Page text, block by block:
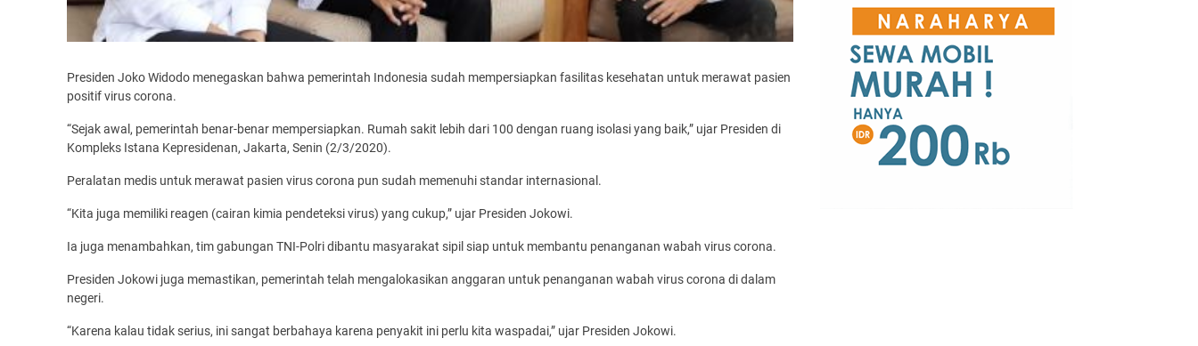
Presiden Joko Widodo menegaskan bahwa pemerintah Indonesia sudah mempersiapkan fasilitas kesehatan untuk merawat pasien
positif virus corona.
“Sejak awal, pemerintah benar-benar mempersiapkan. Rumah sakit lebih dari 100 dengan ruang isolasi yang baik,” ujar Presiden di
Kompleks Istana Kepresidenan, Jakarta, Senin (2/3/2020).
Peralatan medis untuk merawat pasien virus corona pun sudah memenuhi standar internasional.
“Kita juga memiliki reagen (cairan kimia pendeteksi virus) yang cukup,” ujar Presiden Jokowi.
Ia juga menambahkan, tim gabungan TNI-Polri dibantu masyarakat sipil siap untuk membantu penanganan wabah virus corona.
Presiden Jokowi juga memastikan, pemerintah telah mengalokasikan anggaran untuk penanganan wabah virus corona di dalam
negeri.
“Karena kalau tidak serius, ini sangat berbahaya karena penyakit ini perlu kita waspadai,” ujar Presiden Jokowi.